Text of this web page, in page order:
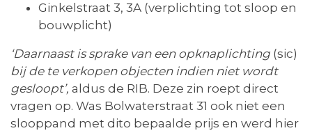
Ginkelstraat 3, 3A (verplichting tot sloop en
bouwplicht)
‘Daarnaast is sprake van een opknaplichting (sic)
bij de te verkopen objecten indien niet wordt
gesloopt’, aldus de RIB. Deze zin roept direct
vragen op. Was Bolwaterstraat 31 ook niet een
slooppand met dito bepaalde prijs en werd hier